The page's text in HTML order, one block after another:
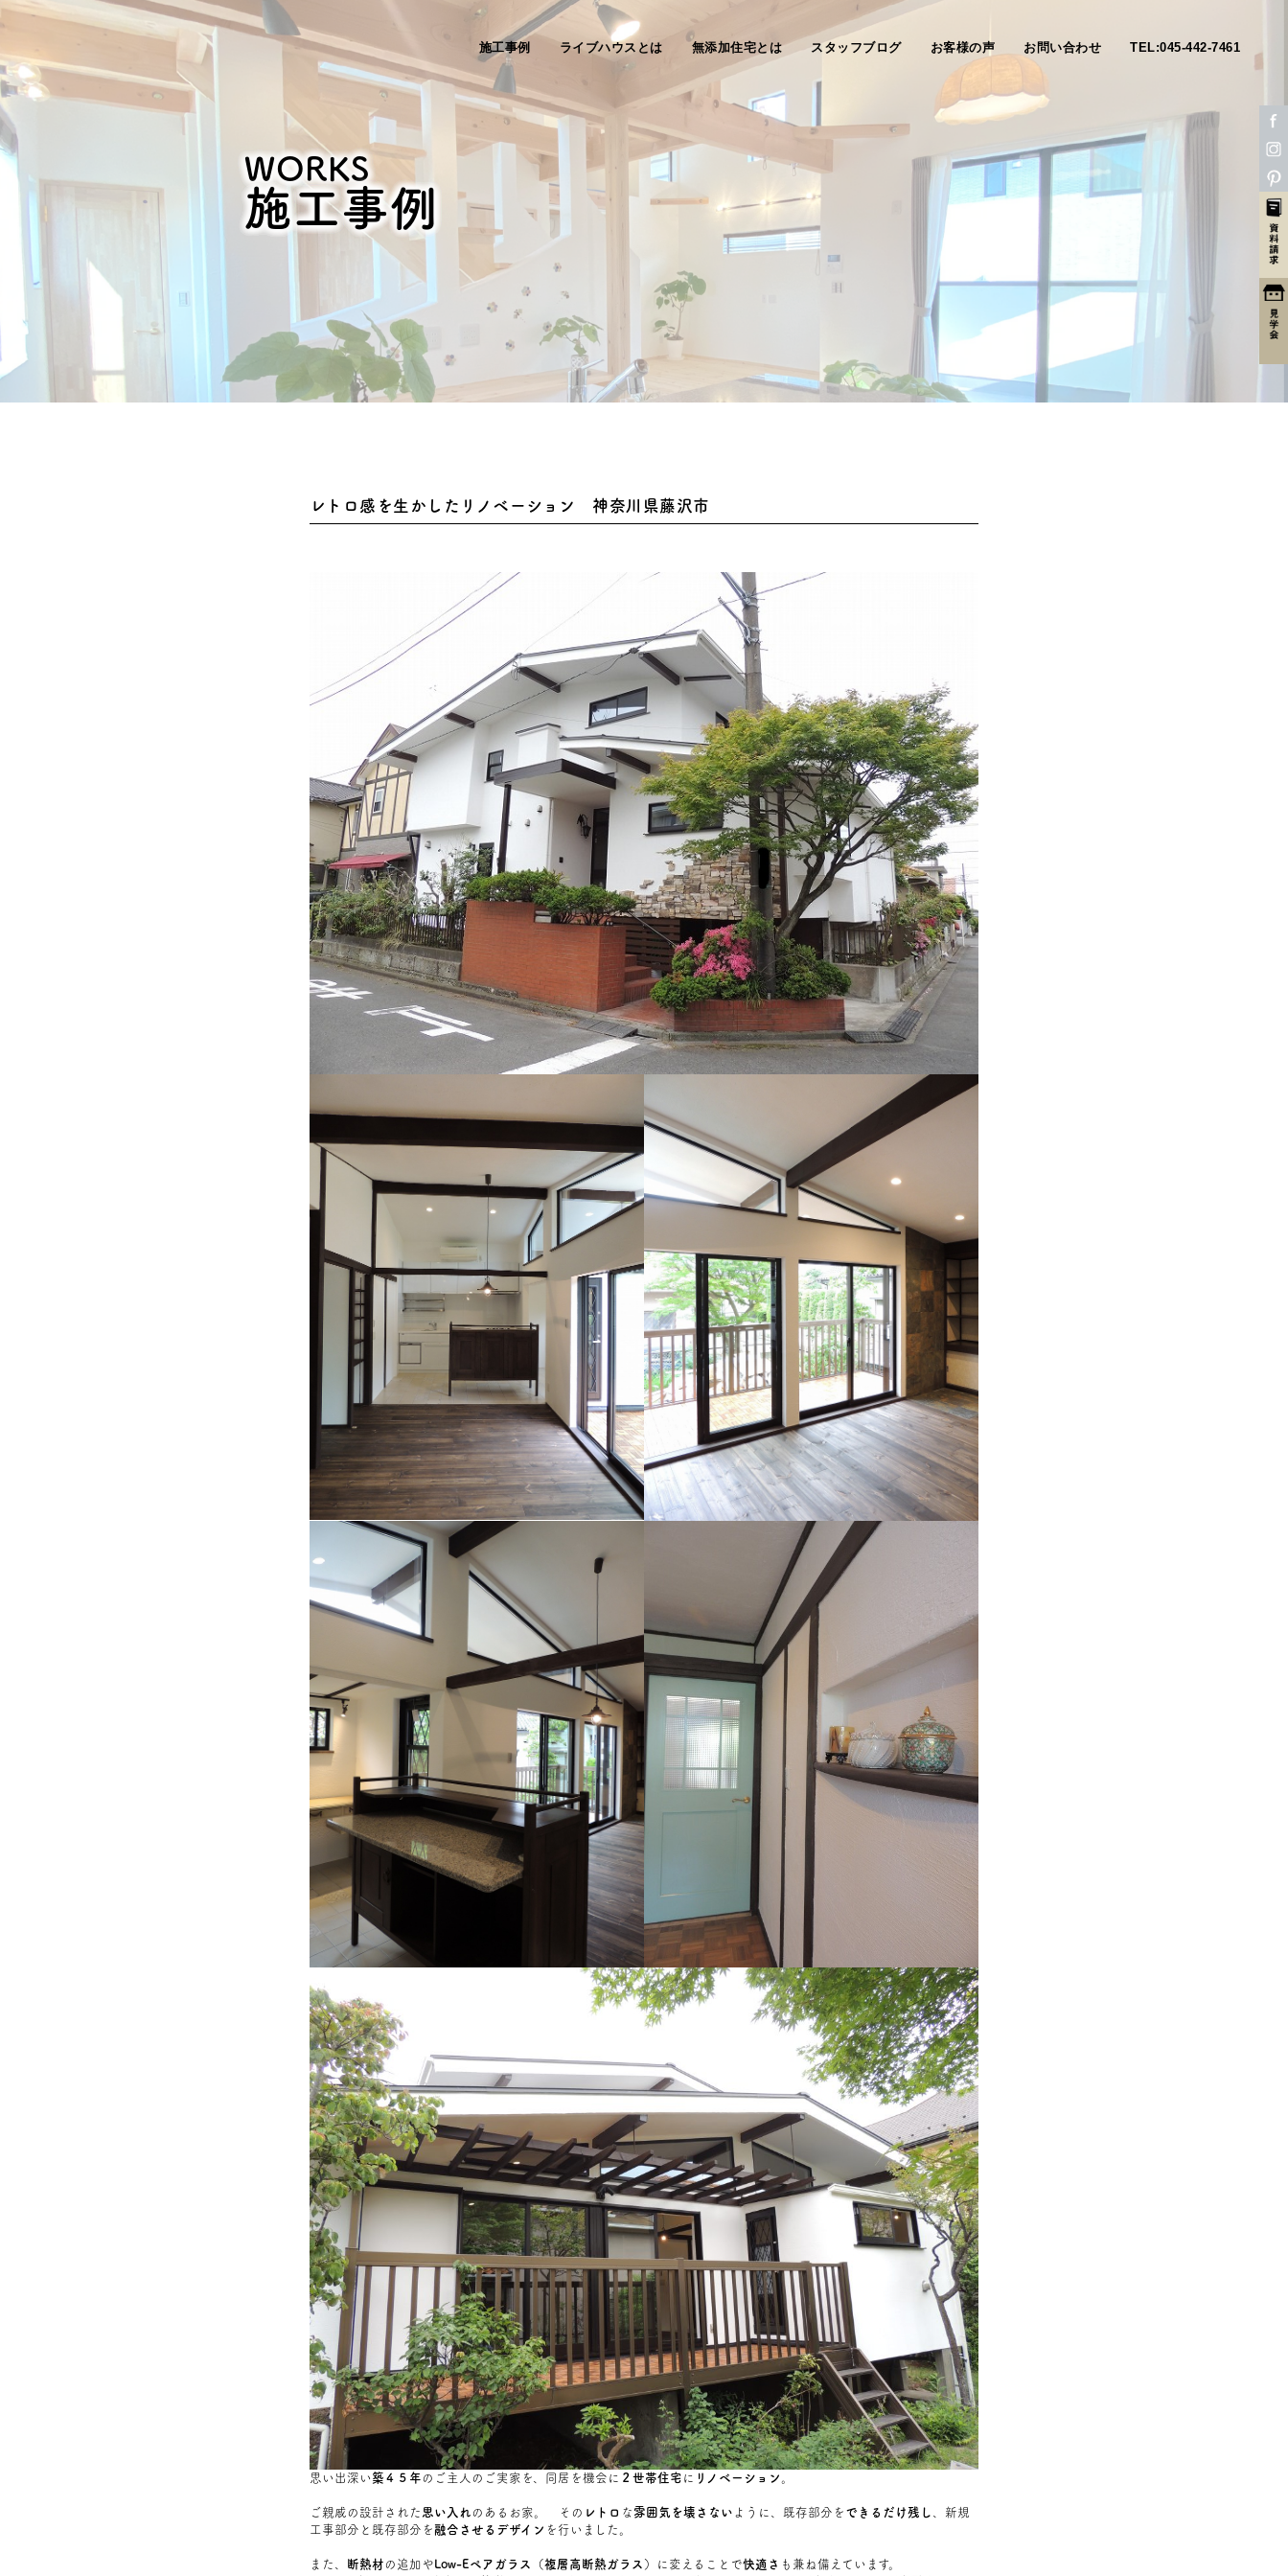
施工事例 ライブハウスとは 無添加住宅とは スタッフブログ お客様の声 お問い合わせ TEL:045-442-7461
WORKS
施工事例
レトロ感を生かしたリノベーション 神奈川県藤沢市
思い出深い 築４５年のご主人のご実家を、同居を機会に ２世帯住宅 に リノベーション 。
ご親戚の設計された 思い入れのあるお家。 その レトロ な 雰囲気を壊さない ように、既存部分を できるだけ残し
、新規
工事部分と既存部分を 融合させるデザイン を行いました。
また、 断熱材の追加やLow-Eペアガラス（複層高断熱ガラス） に変えることで快適さ も兼ね備えています。